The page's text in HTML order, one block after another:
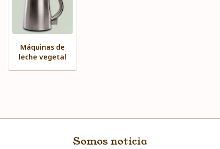
Máquinas de
leche vegetal
Somos noticia